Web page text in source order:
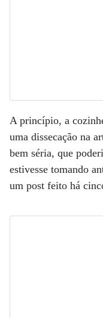
A princípio, a
uma dissecação na
bem séria, que
estivesse tomando
um post feito há